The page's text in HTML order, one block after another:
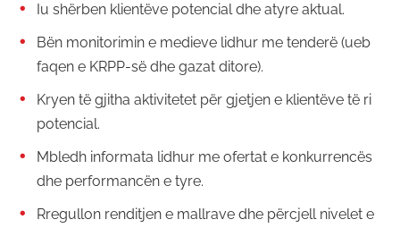
Iu shërben klientëve potencial dhe atyre aktual.
Bën monitorimin e medieve lidhur me tenderë (ueb
faqen e KRPP-së dhe gazat ditore).
Kryen të gjitha aktivitetet për gjetjen e klientëve të ri
potencial.
Mbledh informata lidhur me ofertat e konkurrencës
dhe performancën e tyre.
Rregullon renditjen e mallrave dhe përcjell nivelet e